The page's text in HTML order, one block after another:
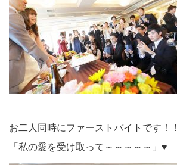
お二人同時にファーストバイトです！！
「私の愛を受け取って～～～～～」♥